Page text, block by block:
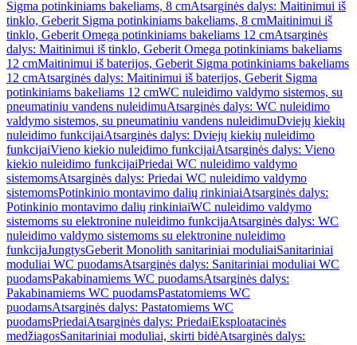
Sigma potinkiniams bakeliams, 8 cmAtsarginės dalys: Maitinimui iš
tinklo, Geberit Sigma potinkiniams bakeliams, 8 cmMaitinimui iš
tinklo, Geberit Omega potinkiniams bakeliams 12 cmAtsarginės
dalys: Maitinimui iš tinklo, Geberit Omega potinkiniams bakeliams
12 cmMaitinimui iš baterijos, Geberit Sigma potinkiniams bakeliams
12 cmAtsarginės dalys: Maitinimui iš baterijos, Geberit Sigma
potinkiniams bakeliams 12 cmWC nuleidimo valdymo sistemos, su
pneumatiniu vandens nuleidimuAtsarginės dalys: WC nuleidimo
valdymo sistemos, su pneumatiniu vandens nuleidimuDviejų kiekių
nuleidimo funkcijaiAtsarginės dalys: Dviejų kiekių nuleidimo
funkcijaiVieno kiekio nuleidimo funkcijaiAtsarginės dalys: Vieno
kiekio nuleidimo funkcijaiPriedai WC nuleidimo valdymo
sistemomsAtsarginės dalys: Priedai WC nuleidimo valdymo
sistemomsPotinkinio montavimo dalių rinkiniaiAtsarginės dalys:
Potinkinio montavimo dalių rinkiniaiWC nuleidimo valdymo
sistemoms su elektronine nuleidimo funkcijaAtsarginės dalys: WC
nuleidimo valdymo sistemoms su elektronine nuleidimo
funkcijaJungtysGeberit Monolith sanitariniai moduliaiSanitariniai
moduliai WC puodamsAtsarginės dalys: Sanitariniai moduliai WC
puodamsPakabinamiems WC puodamsAtsarginės dalys:
Pakabinamiems WC puodamsPastatomiems WC
puodamsAtsarginės dalys: Pastatomiems WC
puodamsPriedaiAtsarginės dalys: PriedaiEksploatacinės
medžiagosSanitariniai moduliai, skirti bidėAtsarginės dalys: